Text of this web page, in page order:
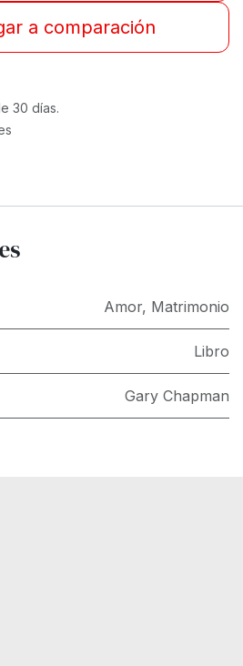
a comparación
30 días.
Amor, Matrimonio
Libro
Gary Chapman